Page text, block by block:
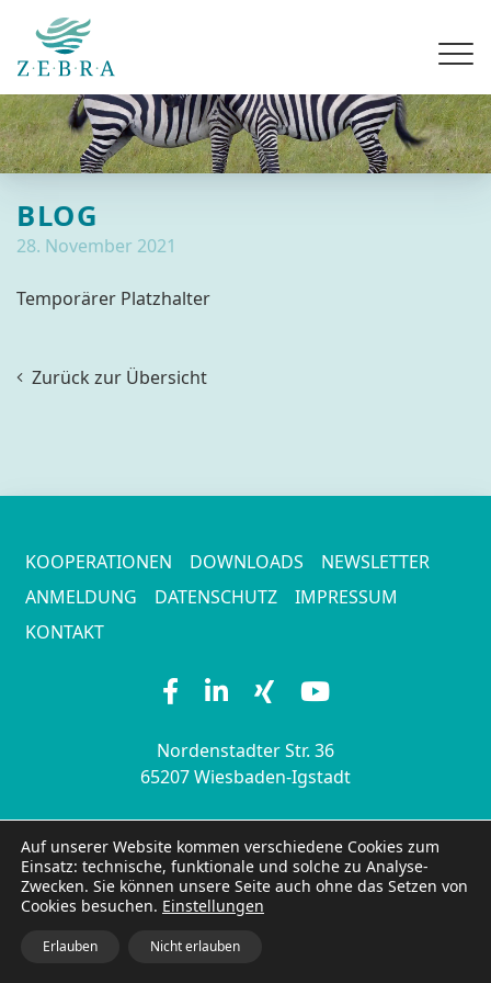
BLOG
28. November 2021
Temporärer Platzhalter
Zurück zur Übersicht
KOOPERATIONEN DOWNLOADS
NEWSLETTER
ANMELDUNG
DATENSCHUTZ
IMPRESSUM
KONTAKT
Nordenstadter Str. 36
65207 Wiesbaden-Igstadt
Auf unserer Website kommen verschiedene Cookies zum
Einsatz: technische, funktionale und solche zu Analyse-
Zwecken. Sie können unsere Seite auch ohne das Setzen von
Cookies besuchen. Einstellungen
Erlauben Nicht erlauben